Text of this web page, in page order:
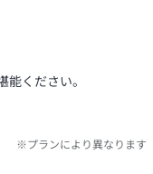
ください。
※プランにより異なります